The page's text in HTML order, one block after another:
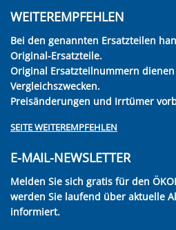
WEITEREMPFEHLEN
Bei den genannten Ersatzteilen
Original-Ersatzteile.
Original Ersatzteilnummern
Vergleichszwecken.
Preisänderungen und Irrtümer
SEITE WEITEREMPFEHLEN
E-MAIL-NEWSLETTER
Melden Sie sich gratis für den
werden Sie laufend über aktuelle
informiert.